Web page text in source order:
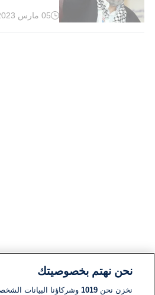
وقت
05 مارس 2023
نحن نهتم بخصوصيتك
نخزن نحن1019 وشركاؤنا البيانات